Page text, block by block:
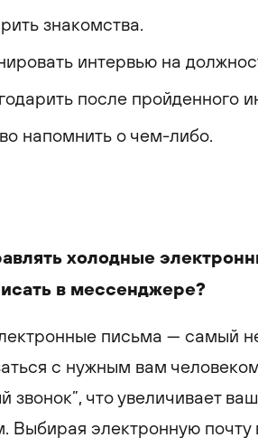
знакомства.
интервью на
после пройденного
напомнить о чем-либо.
холодные
в мессенджере?
письма — самый
с нужным вам
звонок”, что увеличивает
Выбирая электронную почту